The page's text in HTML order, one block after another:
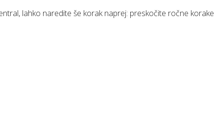
lahko naredite še korak naprej: preskočite ročne korake